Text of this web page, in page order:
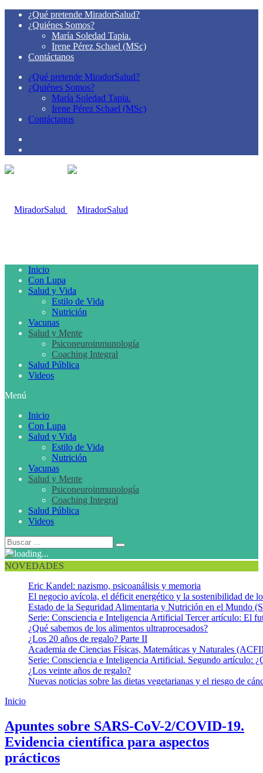
¿Qué pretende MiradorSalud?
¿Quiénes Somos?
María Soledad Tapia.
Irene Pérez Schael (MSc)
Contáctanos
¿Qué pretende MiradorSalud?
¿Quiénes Somos?
María Soledad Tapia.
Irene Pérez Schael (MSc)
Contáctanos
Inicio
Con Lupa
Salud y Vida
Estilo de Vida
Nutrición
Vacunas
Salud y Mente
Psiconeuroinmunología
Coaching Integral
Salud Pública
Videos
Menú
Inicio
Con Lupa
Salud y Vida
Estilo de Vida
Nutrición
Vacunas
Salud y Mente
Psiconeuroinmunología
Coaching Integral
Salud Pública
Videos
NOVEDADES
Eric Kandel: nazismo, psicoanálisis y memoria
El negocio avícola, el déficit energético y la sostenibilidad de
Estado de la Seguridad Alimentaria y Nutrición en el Mundo
Serie: Consciencia e Inteligencia Artificial Tercer artículo: El
¿Qué sabemos de los alimentos ultraprocesados?
¿Los 20 años de regalo? Parte II
Academia de Ciencias Físicas, Matemáticas y Naturales
Serie: Consciencia e Inteligencia Artificial. Segundo artículo:
¿Los veinte años de regalo?
Nuevas noticias sobre las dietas vegetarianas y el riesgo de
Inicio
Apuntes sobre SARS-CoV-2/COVID-19.
Evidencia científica para aspectos
prácticos